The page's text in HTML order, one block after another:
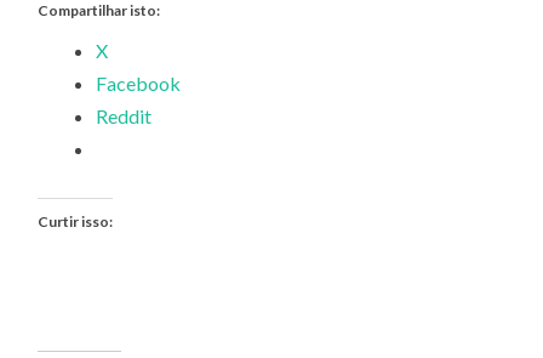
Compartilhar isto:
X
Facebook
Reddit
Curtir isso: